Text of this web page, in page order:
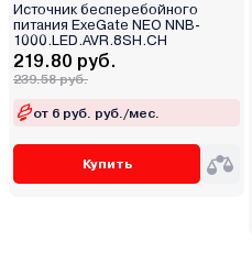
Источник бесперебойного
питания ExeGate NEO NNB-
1000.LED.AVR.8SH.CH
219.80 руб.
239.58 руб.
от 6 руб. руб./мес.
Купить